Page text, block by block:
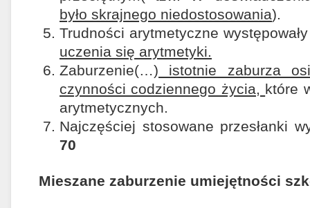
było skrajnego niedostosowania).
Trudności arytmetyczne
uczenia się arytmetyki.
Zaburzenie(…) istotnie zaburza
czynności codziennego życia, które
arytmetycznych.
Najczęściej stosowane przesłanki
70
Mieszane zaburzenie umiejętności